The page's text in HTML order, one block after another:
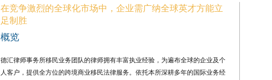
在竞争激烈的全球化市场中，企业需广纳全球英才方能立
足制胜
概览
德汇律师事务所移民业务团队的律师拥有丰富执业经验，为遍布全球的企业及个
人客户，提供全方位的跨境商业移民法律服务。依托本所深耕多年的国际业务经